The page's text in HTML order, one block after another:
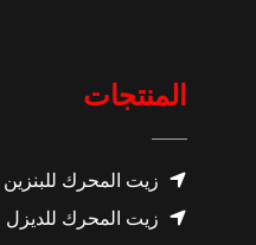
المنتجات
زيت المحرك للبنزين
زيت المحرك للديزل